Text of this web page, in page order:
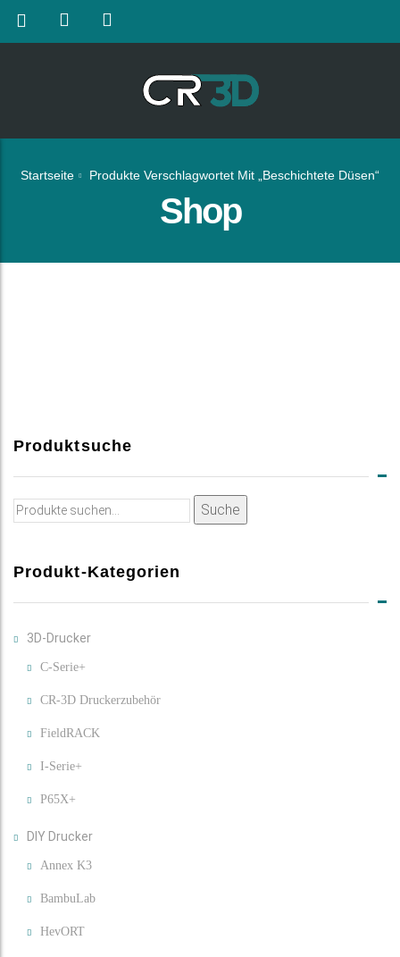
Startseite Produkte Verschlagwortet Mit „beschichtete Düsen“
Shop
Produktsuche
Suche
Suche
Produkt-Kategorien
3D-Drucker
C-Serie+
CR-3D Druckerzubehör
FieldRACK
I-Serie+
P65X+
DIY Drucker
Annex K3
BambuLab
HevORT